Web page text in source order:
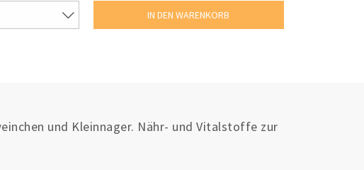
und Kleinnager. Nähr- und Vitalstoffe zur